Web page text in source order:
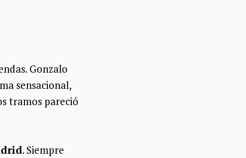
Gonzalo
sensacional,
tramos pareció
. Siempre